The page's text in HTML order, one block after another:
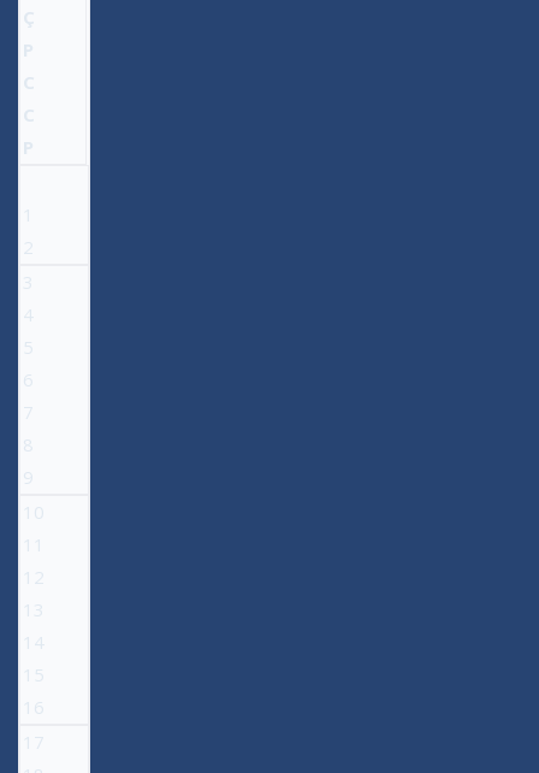
Ç
P
C
C
P
1
2
3
4
5
6
7
8
9
10
11
12
13
14
15
16
17